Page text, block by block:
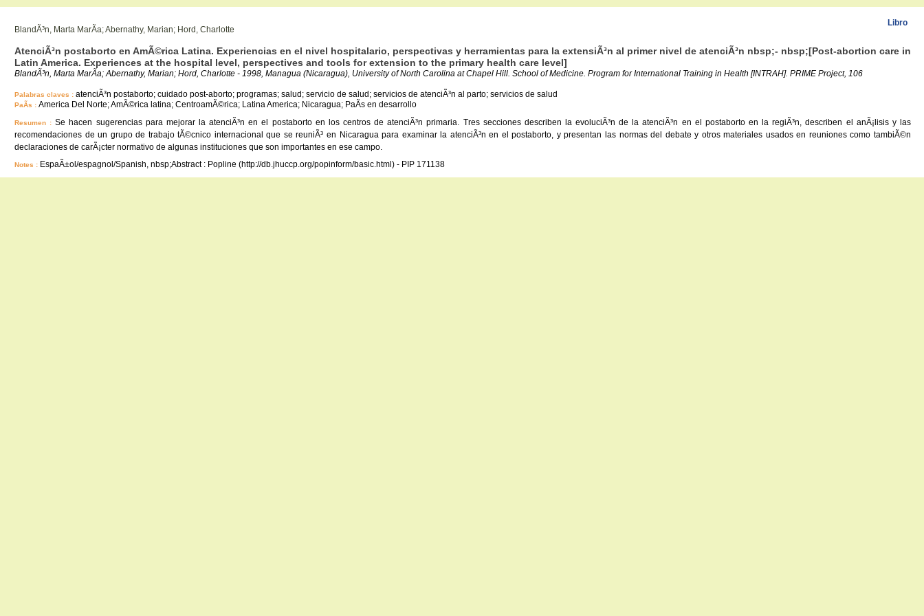
Libro
BlandÃ³n, Marta MarÃ­a; Abernathy, Marian; Hord, Charlotte
AtenciÃ³n postaborto en AmÃ©rica Latina. Experiencias en el nivel hospitalario, perspectivas y herramientas para la extensiÃ³n al primer nivel de atenciÃ³n nbsp;- nbsp;[Post-abortion care in
Latin America. Experiences at the hospital level, perspectives and tools for extension to the primary health care level]
BlandÃ³n, Marta MarÃ­a; Abernathy, Marian; Hord, Charlotte - 1998, Managua (Nicaragua), University of North Carolina at Chapel Hill. School of Medicine. Program for International Training in Health [INTRAH]. PRIME Project, 106
Palabras claves : atenciÃ³n postaborto; cuidado post-aborto; programas; salud; servicio de salud; servicios de atenciÃ³n al parto; servicios de salud
PaÃ­s : America Del Norte; AmÃ©rica latina; CentroamÃ©rica; Latina America; Nicaragua; PaÃ­s en desarrollo
Resumen :Se hacen sugerencias para mejorar la atenciÃ³n en el postaborto en los centros de atenciÃ³n primaria. Tres secciones describen la evoluciÃ³n de la atenciÃ³n en el postaborto en la regiÃ³n, describen el anÃ¡lisis y las
recomendaciones de un grupo de trabajo tÃ©cnico internacional que se reuniÃ³ en Nicaragua para examinar la atenciÃ³n en el postaborto, y presentan las normas del debate y otros materiales usados en reuniones como tambiÃ©n
declaraciones de carÃ¡cter normativo de algunas instituciones que son importantes en ese campo.
Notes : EspaÃ±ol/espagnol/Spanish, nbsp;Abstract : Popline (http://db.jhuccp.org/popinform/basic.html) - PIP 171138